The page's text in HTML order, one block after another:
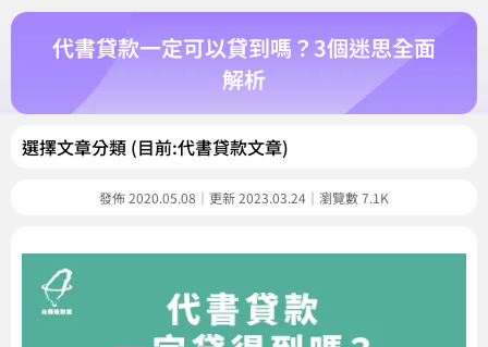
代書貸款一定可以貸到嗎？3個迷思全面
解析
選擇文章分類 (目前:代書貸款文章)
發佈 2020.05.08｜更新 2023.03.24｜瀏覽數 7.1K